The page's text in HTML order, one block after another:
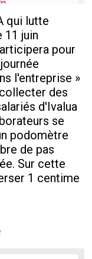
qui lutte
11 juin
pour
l'entreprise »
des
d'Ivalua
se
podomètre
de pas
Sur cette
1 centime